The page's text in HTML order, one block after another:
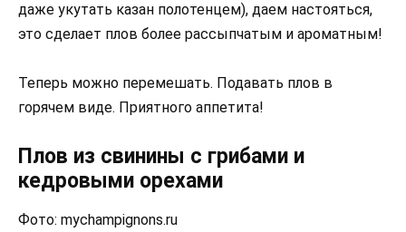
даже укутать казан полотенцем), даем настояться,
это сделает плов более рассыпчатым и ароматным!
Теперь можно перемешать. Подавать плов в
горячем виде. Приятного аппетита!
Плов из свинины с грибами и
кедровыми орехами
Фото: mychampignons.ru